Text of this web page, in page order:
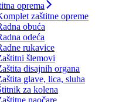
oprema
zaštitne opreme
obuća
odeća
rukavice
šlemovi
disajnih organa
glave, lica, sluha
za kolena
naočare